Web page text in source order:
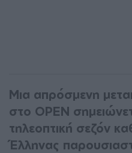
Μια απρόσμενη
στο OPEN
τηλεοπτική σεζόν
Έλληνας